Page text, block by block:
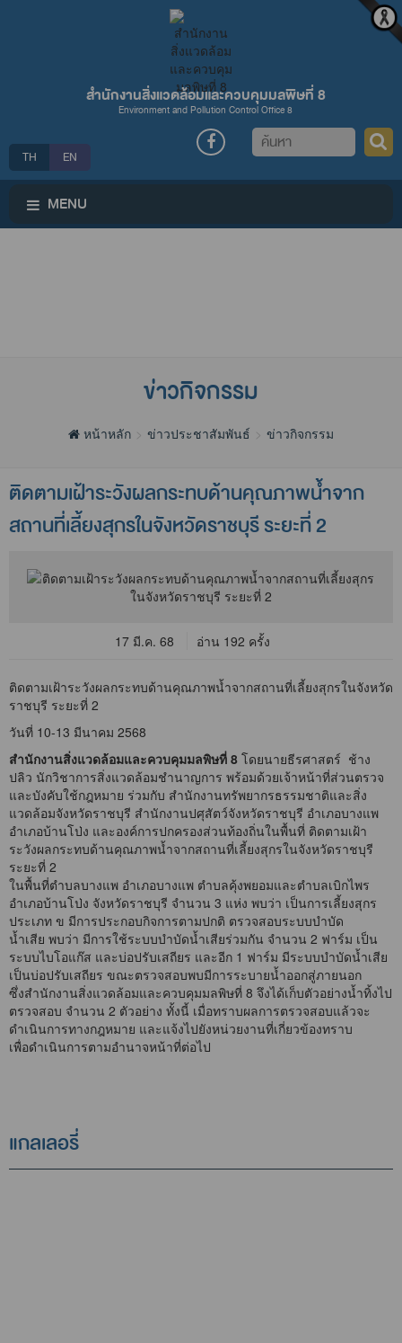
สำนักงานสิ่งแวดล้อมและควบคุมมลพิษที่ 8
Environment and Pollution Control Office 8
TH EN
ค้นหา
MENU
ข่าวกิจกรรม
หน้าหลัก ข่าวประชาสัมพันธ์ ข่าวกิจกรรม
​ติดตามเฝ้าระวังผลกระทบด้านคุณภาพน้ำจาก
สถานที่เลี้ยงสุกรในจังหวัดราชบุรี ระยะที่ 2
17 มี.ค. 68 อ่าน 192 ครั้ง
ติดตามเฝ้าระวังผลกระทบด้านคุณภาพน้ำจากสถานที่เลี้ยงสุกรในจังหวัด
ราชบุรี ระยะที่ 2
วันที่ 10-13 มีนาคม 2568
สำนักงานสิ่งแวดล้อมและควบคุมมลพิษที่ 8 โดยนายธีรศาสตร์ ช้าง
ปลิว นักวิชาการสิ่งแวดล้อมชำนาญการ พร้อมด้วยเจ้าหน้าที่ส่วนตรวจ
และบังคับใช้กฎหมาย ร่วมกับ สำนักงานทรัพยากรธรรมชาติและสิ่ง
แวดล้อมจังหวัดราชบุรี สำนักงานปศุสัตว์จังหวัดราชบุรี อำเภอบางแพ
อำเภอบ้านโป่ง และองค์การปกครองส่วนท้องถิ่นในพื้นที่ ติดตามเฝ้า
ระวังผลกระทบด้านคุณภาพน้ำจากสถานที่เลี้ยงสุกรในจังหวัดราชบุรี
ระยะที่ 2
ในพื้นที่ตำบลบางแพ อำเภอบางแพ ตำบลคุ้งพยอมและตำบลเบิกไพร
อำเภอบ้านโป่ง จังหวัดราชบุรี จำนวน 3 แห่ง พบว่า เป็นการเลี้ยงสุกร
ประเภท ข มีการประกอบกิจการตามปกติ ตรวจสอบระบบบำบัด
น้ำเสีย พบว่า มีการใช้ระบบบำบัดน้ำเสียร่วมกัน จำนวน 2 ฟาร์ม เป็น
ระบบไบโอแก๊ส และบ่อปรับเสถียร และอีก 1 ฟาร์ม มีระบบบำบัดน้ำเสีย
เป็นบ่อปรับเสถียร ขณะตรวจสอบพบมีการระบายน้ำออกสู่ภายนอก
ซึ่งสำนักงานสิ่งแวดล้อมและควบคุมมลพิษที่ 8 จึงได้เก็บตัวอย่างน้ำทิ้งไป
ตรวจสอบ จำนวน 2 ตัวอย่าง ทั้งนี้ เมื่อทราบผลการตรวจสอบแล้วจะ
ดำเนินการทางกฎหมาย และแจ้งไปยังหน่วยงานที่เกี่ยวข้องทราบ
เพื่อดำเนินการตามอำนาจหน้าที่ต่อไป
แกลเลอรี่